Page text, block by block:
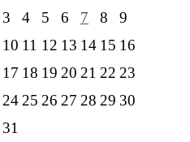
3
4 5 6 7 8
9
10 11 12 13 14 15 16
17 18 19 20 21 22 23
2425 26 27 28 29 30
31